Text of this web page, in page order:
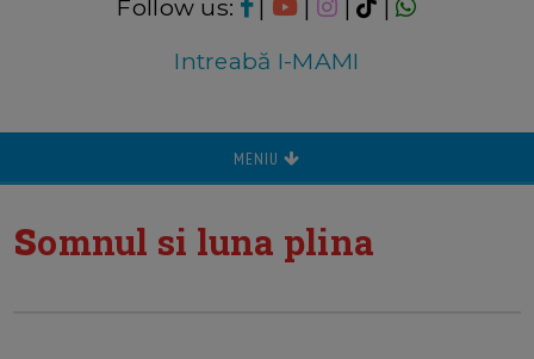
Follow us: | | |
|
Intreabă I-MAMI
MENIU
somnul si luna plina